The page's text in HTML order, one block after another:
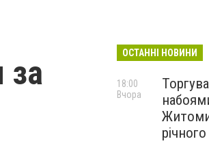
за
ОСТАННІ НОВИНИ
18:00
Вчора